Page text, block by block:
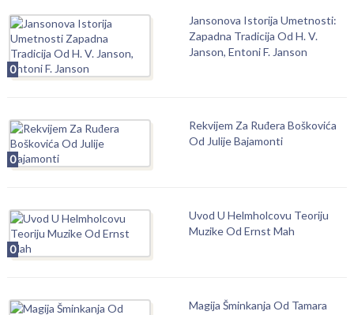
0
Jansonova Istorija Umetnosti:
Zapadna Tradicija Od H. V.
Janson, Entoni F. Janson
0
Rekvijem Za Ruđera Boškovića
Od Julije Bajamonti
0
Uvod U Helmholcovu Teoriju
Muzike Od Ernst Mah
Magija Šminkanja Od Tamara